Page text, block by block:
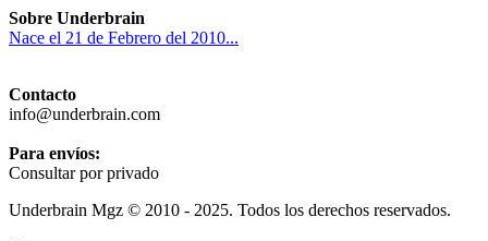
Sobre Underbrain
Nace el 21 de Febrero del 2010...
Contacto
info@underbrain.com
Para envíos:
Consultar por privado
Underbrain Mgz © 2010 - 2025. Todos los derechos reservados.